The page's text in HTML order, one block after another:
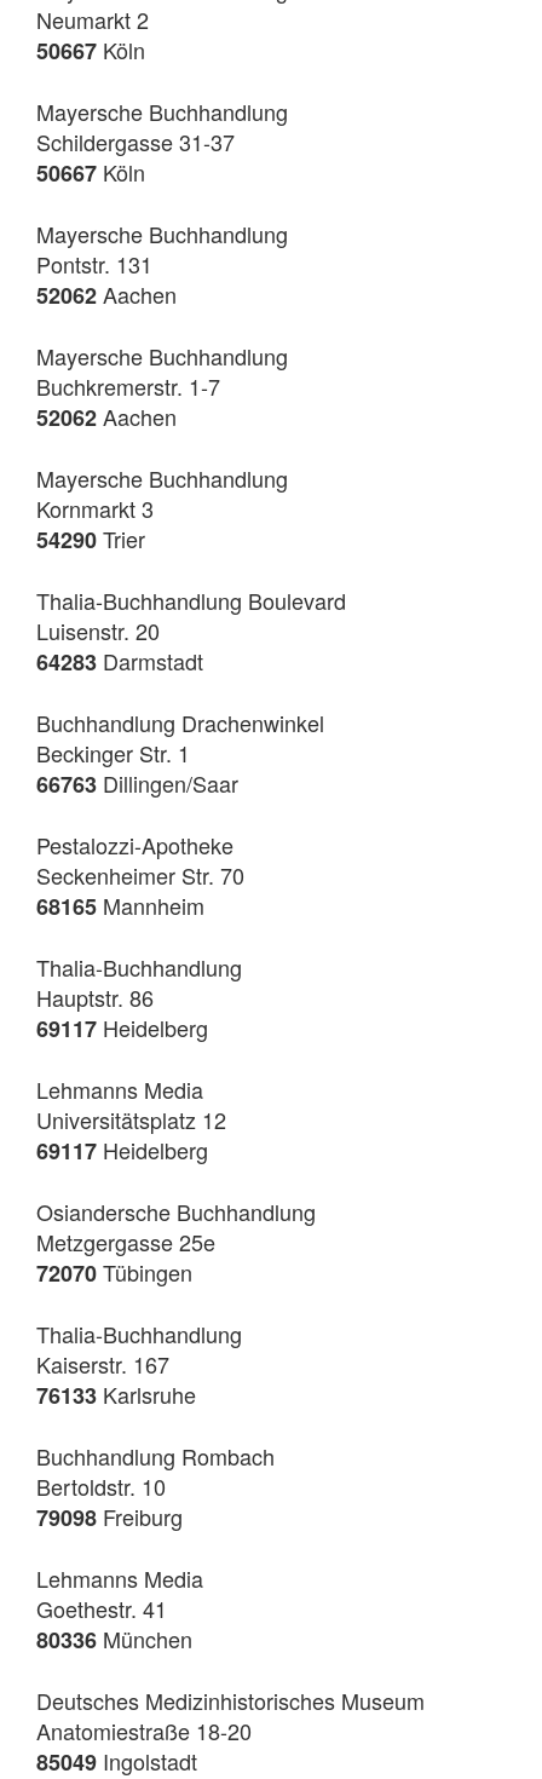
Neumarkt 2
50667 Köln
Mayersche Buchhandlung
Schildergasse 31-37
50667 Köln
Mayersche Buchhandlung
Pontstr. 131
52062Aachen
Mayersche Buchhandlung
Buchkremerstr. 1-7
52062Aachen
Mayersche Buchhandlung
Kornmarkt 3
54290Trier
Thalia-Buchhandlung Boulevard
Luisenstr. 20
64283 Darmstadt
Buchhandlung Drachenwinkel
Beckinger Str. 1
66763 Dillingen/Saar
Pestalozzi-Apotheke
Seckenheimer Str. 70
68165 Mannheim
Thalia-Buchhandlung
Hauptstr. 86
69117 Heidelberg
Lehmanns Media
Universitätsplatz 12
69117 Heidelberg
Osiandersche Buchhandlung
Metzgergasse 25e
72070Tübingen
Thalia-Buchhandlung
Kaiserstr. 167
76133 Karlsruhe
Buchhandlung Rombach
Bertoldstr. 10
79098 Freiburg
Lehmanns Media
Goethestr. 41
80336 München
Deutsches Medizinhistorisches Museum
Anatomiestraße 18-20
85049 Ingolstadt